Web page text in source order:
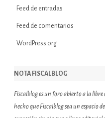
Feed de entradas
Feed de comentarios
WordPress.org
NOTA FISCALBLOG
Fiscalblog es un foro abierto a la
hecho que Fiscalblog sea un